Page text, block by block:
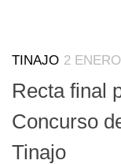
TINAJO 2
Recta final
Concurso
Tinajo